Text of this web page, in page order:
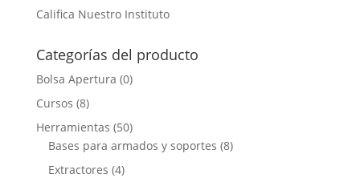
Califica Nuestro Instituto
Categorías del producto
Bolsa Apertura (0)
Cursos (8)
Herramientas (50)
Bases para armados y soportes (8)
Extractores (4)